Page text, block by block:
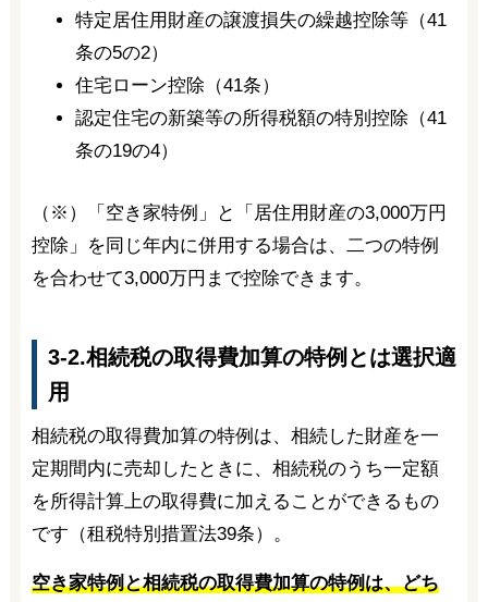
特定居住用財産の譲渡損失の繰越控除等（41
条の5の2）
住宅ローン控除（41条）
認定住宅の新築等の所得税額の特別控除（41
条の19の4）
（※）「空き家特例」と「居住用財産の3,000万円
控除」を同じ年内に併用する場合は、二つの特例
を合わせて3,000万円まで控除できます。
3-2.相続税の取得費加算の特例とは選択適
用
相続税の取得費加算の特例は、相続した財産を一
定期間内に売却したときに、相続税のうち一定額
を所得計算上の取得費に加えることができるもの
です（租税特別措置法39条）。
空き家特例と相続税の取得費加算の特例は、どち